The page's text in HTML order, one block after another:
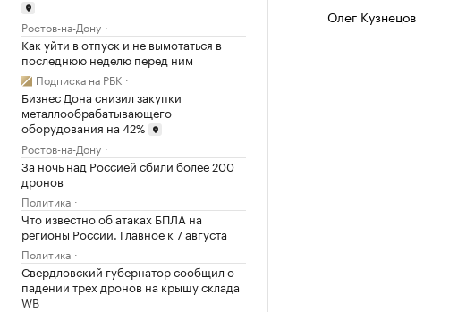
Ростов-на-Дону
Как уйти в отпуск и не вымотаться в
последнюю неделю перед ним
Подписка на РБК
Бизнес Дона снизил закупки
металлообрабатывающего
оборудования на 42%
Ростов-на-Дону
За ночь над Россией сбили более 200
дронов
Политика
Что известно об атаках БПЛА на
регионы России. Главное к 7 августа
Политика
Свердловский губернатор сообщил о
падении трех дронов на крышу склада
WB
Олег Кузнецов